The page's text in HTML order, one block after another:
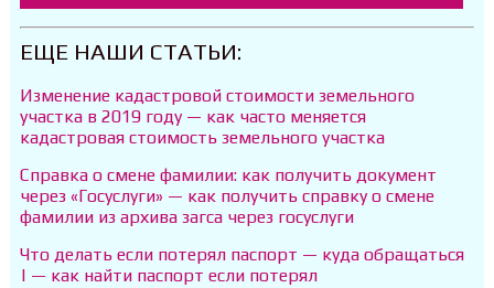
ЕЩЕ НАШИ СТАТЬИ:
Изменение кадастровой стоимости земельного
участка в 2019 году — как часто меняется
кадастровая стоимость земельного участка
Справка о смене фамилии: как получить документ
через «Госуслуги» — как получить справку о смене
фамилии из архива загса через госуслуги
Что делать если потерял паспорт — куда обращаться
| — как найти паспорт если потерял